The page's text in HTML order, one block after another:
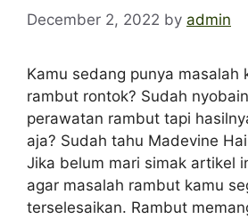
December 2, 2022 by admin
Kamu sedang punya masalah
rambut rontok? Sudah
perawatan rambut tapi
aja? Sudah tahu Madevine
Jika belum mari simak artikel
agar masalah rambut kamu
terselesaikan. Rambut